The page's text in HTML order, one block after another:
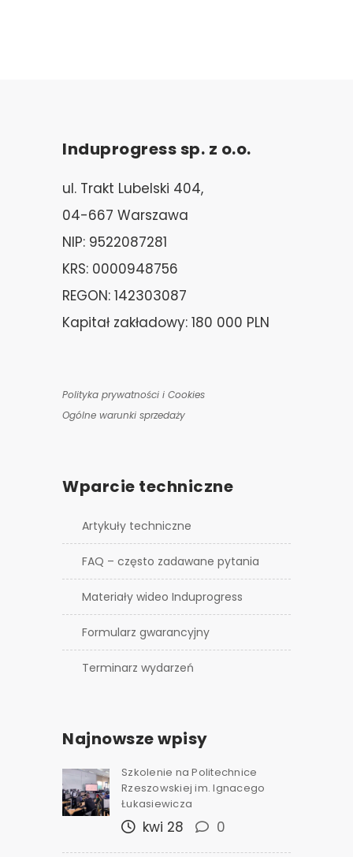
Induprogress sp. z o.o.
ul. Trakt Lubelski 404,
04-667 Warszawa
NIP: 9522087281
KRS: 0000948756
REGON: 142303087
Kapitał zakładowy: 180 000 PLN
Polityka prywatności i Cookies
Ogólne warunki sprzedaży
Wparcie techniczne
Artykuły techniczne
FAQ – często zadawane pytania
Materiały wideo Induprogress
Formularz gwarancyjny
Terminarz wydarzeń
Najnowsze wpisy
Szkolenie na Politechnice
Rzeszowskiej im. Ignacego
Łukasiewicza
kwi 28 0